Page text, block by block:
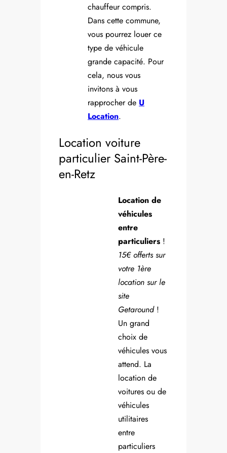
chauffeur compris.
Dans cette commune,
vous pourrez louer ce
type de véhicule
grande capacité. Pour
cela, nous vous
invitons à vous
rapprocher de U
Location.
Location voiture
particulier Saint-Père-
en-Retz
Location de
véhicules
entre
particuliers !
15€ offerts sur
votre 1ère
location sur le
site
Getaround!
Un grand
choix de
véhicules vous
attend. La
location de
voitures ou de
véhicules
utilitaires
entre
particuliers